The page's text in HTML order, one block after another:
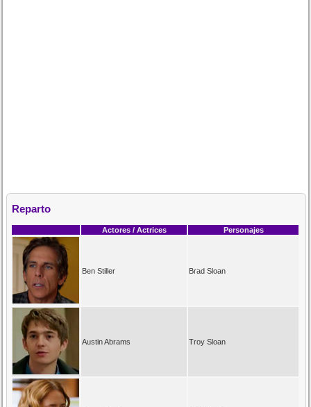
Reparto
Actores / Actrices Personajes
Ben Stiller Brad Sloan
Austin Abrams Troy Sloan